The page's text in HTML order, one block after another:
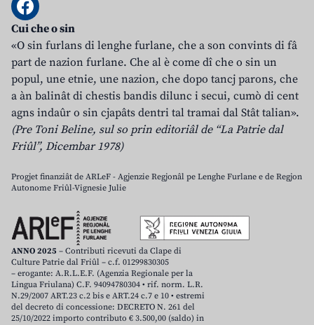
Cui che o sin
«O sin furlans di lenghe furlane, che a son convints di fâ
part de nazion furlane. Che al è come dî che o sin un
popul, une etnie, une nazion, che dopo tancj parons, che
a àn balinât di chestis bandis dilunc i secui, cumò di cent
agns indaûr o sin cjapâts dentri tal tramai dal Stât talian».
(Pre Toni Beline, sul so prin editoriâl de “La Patrie dal
Friûl”, Dicembar 1978)
Progjet finanziât de ARLeF - Agjenzie Regjonâl pe Lenghe Furlane e de Regjon
Autonome Friûl-Vignesie Julie
ANNO 2025 – Contributi ricevuti da Clape di
Culture Patrie dal Friûl – c.f. 01299830305
– erogante: A.R.L.E.F. (Agenzia Regionale per la
Lingua Friulana) C.F. 94094780304 • rif. norm. L.R.
N.29/2007 ART.23 c.2 bis e ART.24 c.7 e 10 • estremi
del decreto di concessione: DECRETO N. 261 del
25/10/2022 importo contributo € 3.500,00 (saldo) in